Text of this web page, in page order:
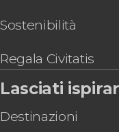
Sostenibilità
Regala Civitatis
Lasciati
Destinazioni